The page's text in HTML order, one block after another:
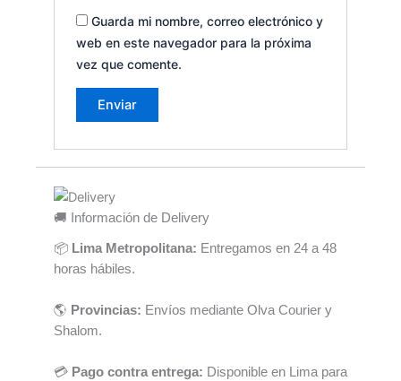
Guarda mi nombre, correo electrónico y
web en este navegador para la próxima
vez que comente.
🚚 Información de Delivery
📦 Lima Metropolitana: Entregamos en 24 a 48
horas hábiles.
🌎 Provincias: Envíos mediante Olva Courier y
Shalom.
💳 Pago contra entrega: Disponible en Lima para